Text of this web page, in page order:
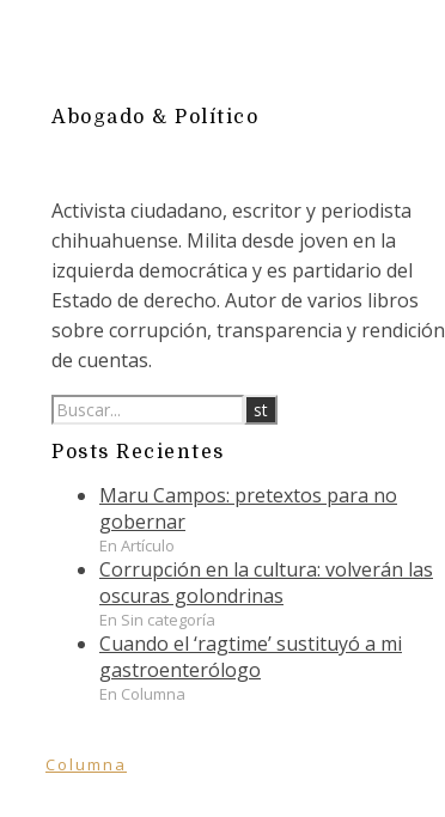
Abogado & Político
Activista ciudadano, escritor y periodista
chihuahuense. Milita desde joven en la
izquierda democrática y es partidario del
Estado de derecho. Autor de varios libros
sobre corrupción, transparencia y rendición
de cuentas.
Posts Recientes
Maru Campos: pretextos para no
gobernar
En Artículo
Corrupción en la cultura: volverán las
oscuras golondrinas
En Sin categoría
Cuando el ‘ragtime’ sustituyó a mi
gastroenterólogo
En Columna
Columna